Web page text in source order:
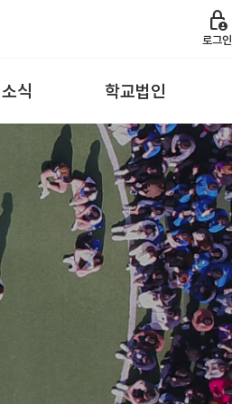
lock_person
로그인
식 학교법인